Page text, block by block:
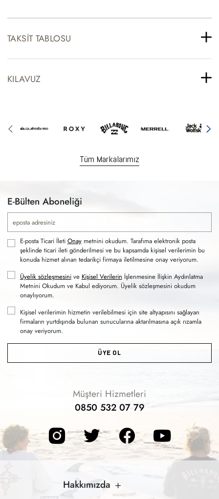
TAKSIT TABLOSU
KILAVUZ
Tüm Markalarımız
E-Bülten Aboneliği
E-posta Ticari İleti Onaymetnini okudum. Tarafıma elektronik posta
şeklinde ticari ileti gönderilmesi ve bu kapsamda kişisel verilerimin bu
konuda hizmet alınan tedarikçi firmaya iletilmesine onay veriyorum.
Üyelik sözleşmesinive Kişisel Verilerin İşlenmesine İlişkin Aydınlatma
Metnini Okudum ve Kabul ediyorum. Üyelik sözleşmesini okudum
onaylıyorum.
Kişisel verilerimin hizmetin verilebilmesi için site altyapısını sağlayan
firmaların yurtdışında bulunan sunucularına aktarılmasına açık rızamla
onay veriyorum.
ÜYE OL
Müşteri Hizmetleri
0850 532 07 79
Hakkımızda